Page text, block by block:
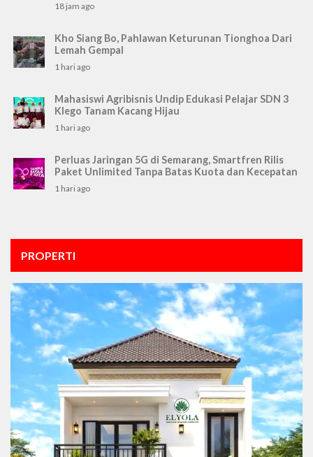
18 jam ago
Kho Siang Bo, Pahlawan Keturunan Tionghoa Dari
Lemah Gempal
1 hari ago
Mahasiswi Agribisnis Undip Edukasi Pelajar SDN 3
Klego Tanam Kacang Hijau
1 hari ago
Perluas Jaringan 5G di Semarang, Smartfren Rilis
Paket Unlimited Tanpa Batas Kuota dan Kecepatan
1 hari ago
PROPERTI